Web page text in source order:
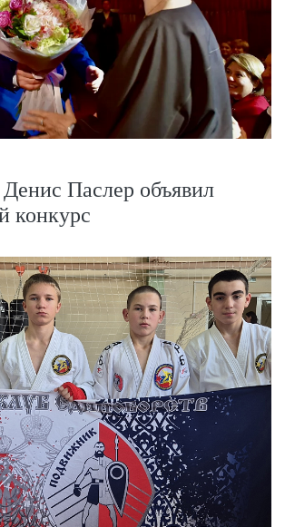
Паслер объявил
конкурс